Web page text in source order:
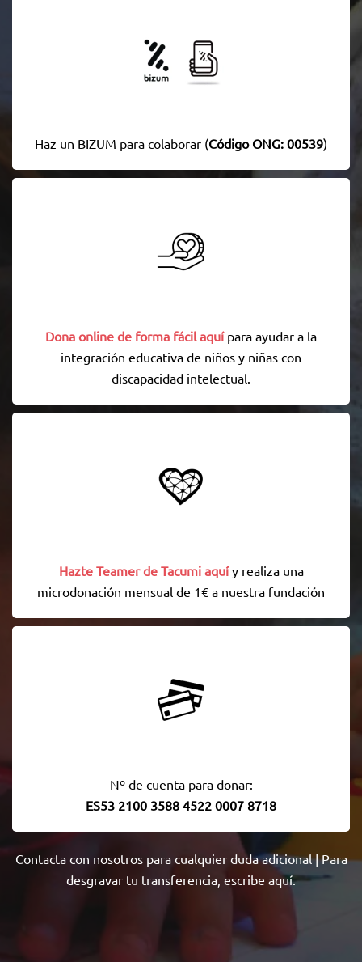
Haz un BIZUM para colaborar (Código ONG: 00539)
Dona online de forma fácil aquípara ayudar a la
integración educativa de niños y niñas con
discapacidad intelectual.
Hazte Teamer de Tacumi aquí y realiza una
microdonación mensual de 1€ a nuestra fundación
Nº de cuenta para donar:
ES53 2100 3588 4522 0007 8718
Contacta con nosotrospara cualquier duda adicional | Para
desgravar tu transferencia, escribe aquí.